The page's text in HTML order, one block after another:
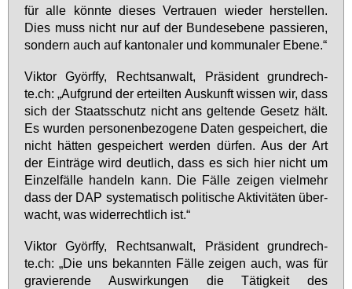
für al­le könn­te die­ses Ver­trau­en wie­der her­stel­len.
Dies muss nicht nur auf der Bun­des­ebe­ne pas­sie­ren,
son­dern auch auf kan­to­na­ler und kom­mu­na­ler Ebe­ne.“
Vik­tor Györf­fy, Rechts­an­walt, Prä­si­dent grund­rech­
te.ch: „Auf­grund der er­teil­ten Aus­kunft wis­sen wir, dass
sich der Staats­schutz nicht ans gel­ten­de Ge­setz hält.
Es wur­den per­so­nen­be­zo­ge­ne Da­ten ge­spei­chert, die
nicht hät­ten ge­spei­chert wer­den dür­fen. Aus der Art
der Ein­trä­ge wird deut­lich, dass es sich hier nicht um
Ein­zel­fäl­le han­deln kann. Die Fäl­le zei­gen viel­mehr
dass der DAP sys­te­ma­tisch po­li­ti­sche Ak­ti­vi­tä­ten über­
wacht, was wi­der­recht­lich ist.“
Vik­tor Györf­fy, Rechts­an­walt, Prä­si­dent grund­rech­
te.ch: „Die uns be­kann­ten Fäl­le zei­gen auch, was für
gra­vie­ren­de Aus­wir­kun­gen die Tä­tig­keit des